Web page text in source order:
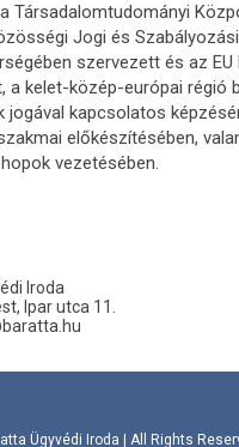
Társadalomtudományi
Jogi és Szabályozási
szervezett és az
kelet-közép-európai régió
jogával kapcsolatos
előkészítésében,
vezetésében.
Iroda
Ipar utca 11.
Ügyvédi Iroda | All Rights